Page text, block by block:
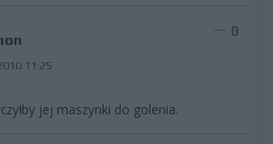
11:25
0
jej maszynki do golenia.